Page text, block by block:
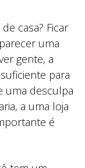
casa? Ficar
uma
gente, a
para
uma desculpa
a uma loja
é